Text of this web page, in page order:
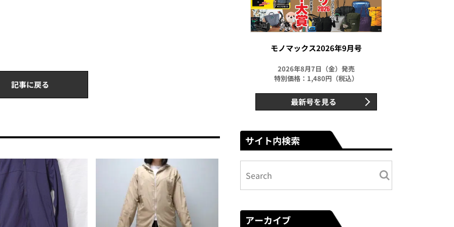
記事に戻る
モノマックス2026年9月号
2026年8月7日（金）発売
特別価格：1,480円（税込）
最新号を見る
サイト内検索
アーカイブ